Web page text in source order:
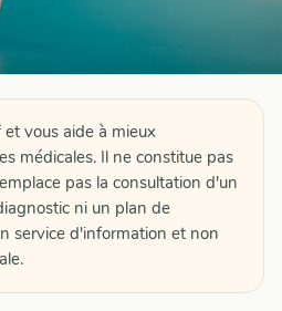
vous aide à mieux
médicales. Il ne constitue pas
pas la consultation d'un
ni un plan de
service d'information et non